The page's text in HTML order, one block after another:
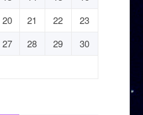
20 21 22
23
27 28 29
30